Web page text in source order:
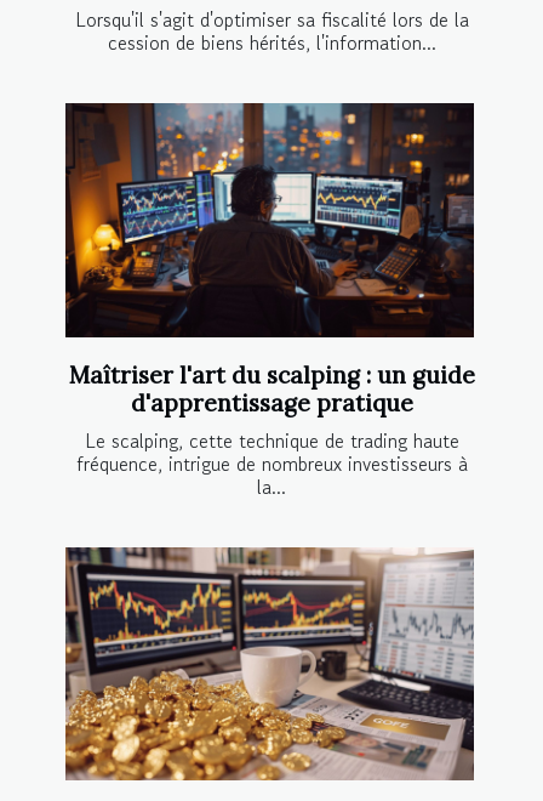
Lorsqu'il s'agit d'optimiser sa fiscalité lors de la
cession de biens hérités, l'information...
Maîtriser l'art du scalping : un guide
d'apprentissage pratique
Le scalping, cette technique de trading haute
fréquence, intrigue de nombreux investisseurs à
la...